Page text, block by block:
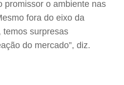
promissor o ambiente nas
fora do eixo da
temos surpresas
do mercado”, diz.